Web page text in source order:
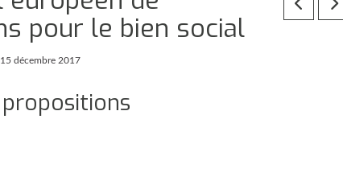
pour le bien social
15 décembre 2017